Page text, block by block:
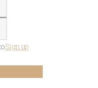
Sign up